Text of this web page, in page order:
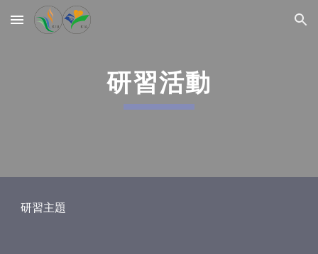
Skip to main content Skip to navigation
研習活動
研習主題